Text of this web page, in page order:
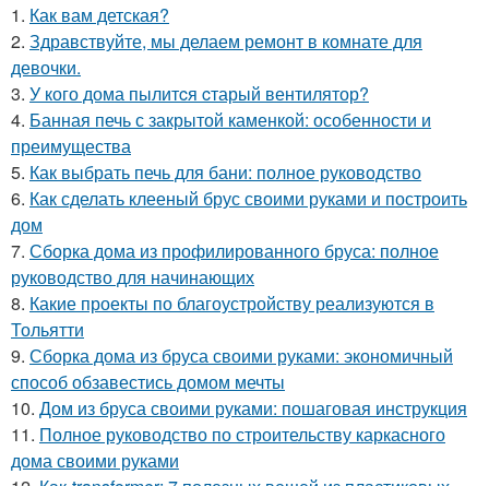
1. Как вам детская?
2. Здравствуйте, мы делаем ремонт в комнате для
девочки.
3. У кого дома пылитcя cтарый вентилятор?
4. Банная печь с закрытой каменкой: особенности и
преимущества
5. Как выбрать печь для бани: полное руководство
6. Как сделать клееный брус своими руками и построить
дом
7. Сборка дома из профилированного бруса: полное
руководство для начинающих
8. Какие проекты по благоустройству реализуются в
Тольятти
9. Сборка дома из бруса своими руками: экономичный
способ обзавестись домом мечты
10. Дом из бруса своими руками: пошаговая инструкция
11. Полное руководство по строительству каркасного
дома своими руками